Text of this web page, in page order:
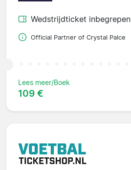
Wedstrijdticket inbegrepen
Official Partner of Crystal Palce
Lees meer/Boek
109 €